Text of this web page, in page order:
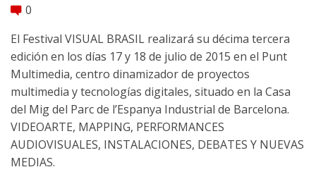
comment 0
El Festival VISUAL BRASIL realizará su décima tercera
edición en los días 17 y 18 de julio de 2015 en el Punt
Multimedia, centro dinamizador de proyectos
multimedia y tecnologías digitales, situado en la Casa
del Mig del Parc de l’Espanya Industrial de Barcelona.
VIDEOARTE, MAPPING, PERFORMANCES
AUDIOVISUALES, INSTALACIONES, DEBATES Y NUEVAS
MEDIAS.